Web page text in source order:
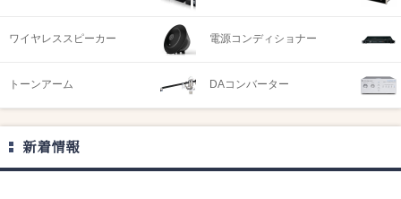
ワイヤレススピーカー 電源コンディショナー
トーンアーム DAコンバーター
新着情報